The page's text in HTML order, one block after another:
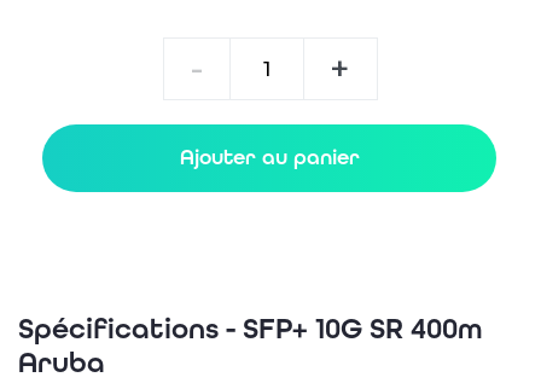
-
SR
400m
+
Ajouter au panier
Spécifications - SFP+ 10G SR 400m
Aruba